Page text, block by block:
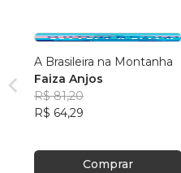
A Brasileira na Montanha
Faiza Anjos
R$ 81,20
R$ 64,29
Comprar